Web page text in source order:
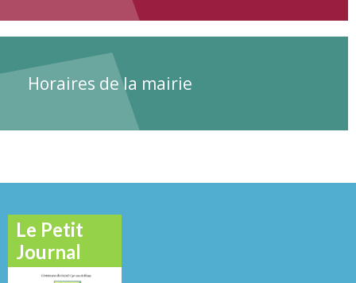
Horaires de la mairie
Le Petit
Journal